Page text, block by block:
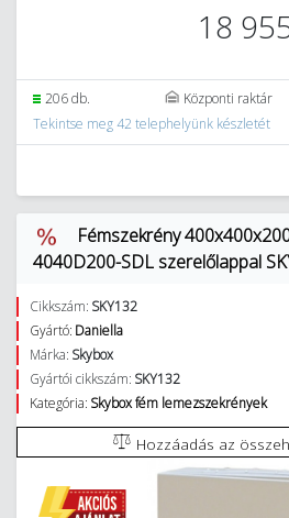
18
206 db. Központi raktár
Tekintse meg 42 telephelyünk készletét
Fémszekrény
4040D200-SDL szerelőlappal
Cikkszám: SKY132
Gyártó: Daniella
Márka: Skybox
Gyártói cikkszám: SKY132
Kategória: Skybox fém lemezszekrények
Hozzáadás az